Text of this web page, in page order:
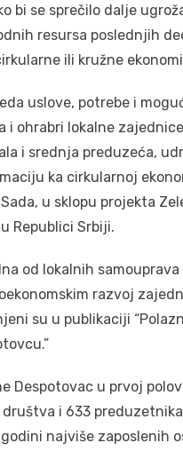
bi se sprečilo dalje
resursa poslednjih
ili kružne
uslove, potrebe i
i ohrabri lokalne
i srednja preduzeća,
ka cirkularnoj
Sada, u sklopu projekta
Republici Srbiji.
od lokalnih
razvoj
su u publikaciji
Despotovac u prvoj
i 633
najviše zaposlenih